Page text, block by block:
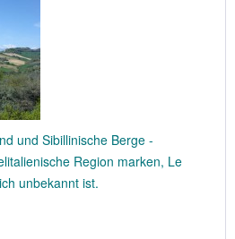
und Sibillinische Berge -
Region marken, Le
unbekannt ist.